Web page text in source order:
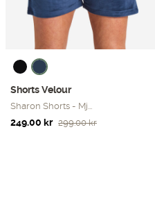
Shorts Velour
Sharon Shorts - Mj...
299.00kr
Det
249.00 kr
Det